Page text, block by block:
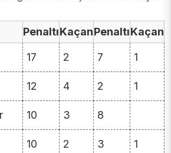
PenaltıKaçanPenaltıKaçan
17 2 7 1
12 4 2 1
10 3 8
10 2 3 1